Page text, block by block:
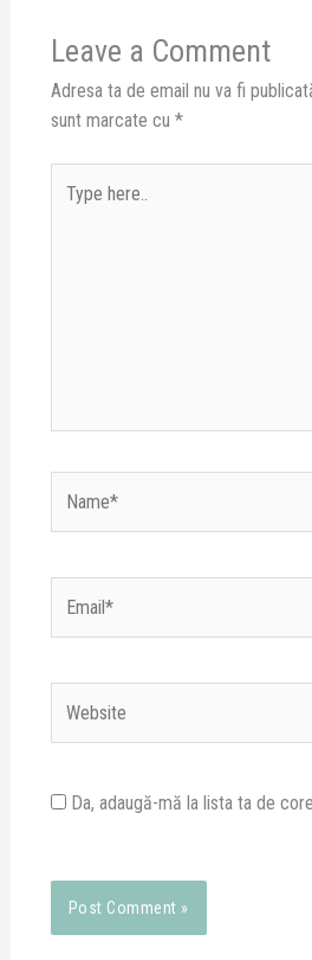
Leave a Comment
Adresa ta de email nu va fi
sunt marcate cu *
here..
Da, adaugă-mă la lista ta de